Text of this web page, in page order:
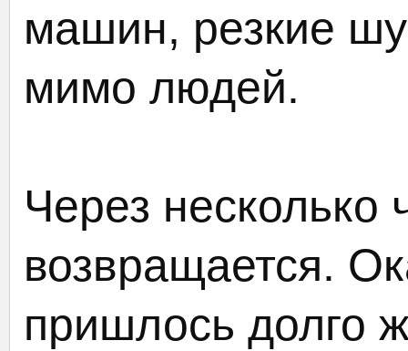
машин, резкие
мимо людей.
Через несколько
возвращается.
пришлось долго